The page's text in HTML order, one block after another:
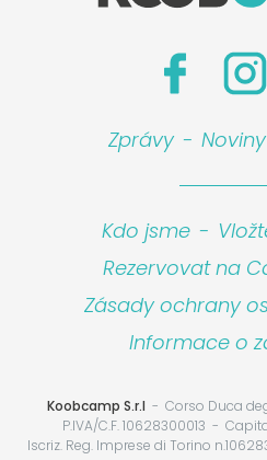
Zprávy -
Kdo jsme -
Rezervovat na
Zásady ochrany
Informace o
Koobcamp S.r.l
Corso Duca
P.IVA/C.F. 10628300013
Iscriz. Reg. Imprese di Torino